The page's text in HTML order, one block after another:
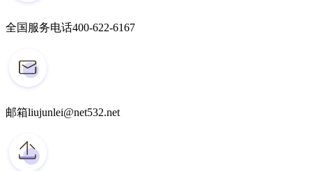
全国服务电话400-622-6167
邮箱liujunlei@net532.net